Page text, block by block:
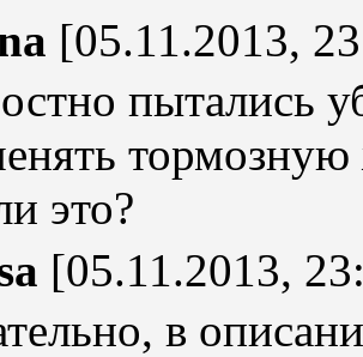
[05.11.2013,
пытались
тормозную
это?
[05.11.2013,
в